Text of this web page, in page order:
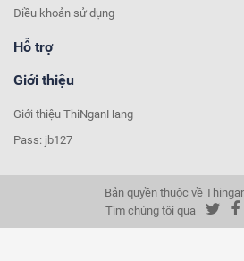
Điều khoản sử dụng
Hỗ trợ
Giới thiệu
Giới thiệu ThiNganHang
Pass: jb127
Bản quyền thuộc về
Tìm chúng tôi qua